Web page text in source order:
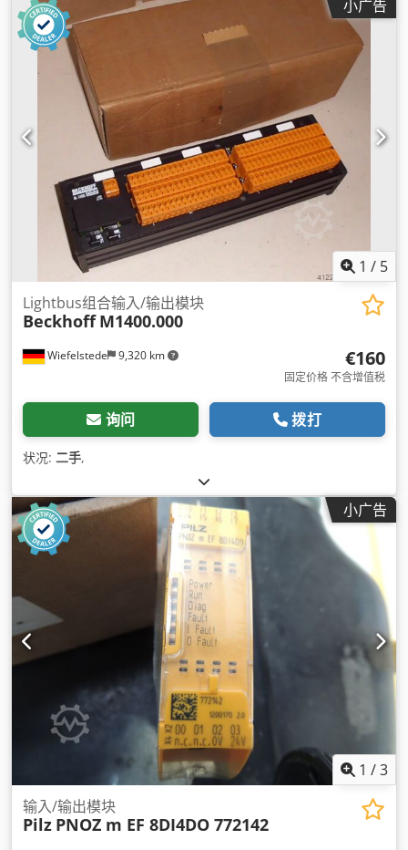
小广告
1 / 5
Wiefelstede 9,320 km
Lightbus组合输入/输出模块
Beckhoff M1400.000
€160
固定价格 不含增值税
询问 拨打
状况: 二手,
小广告
1 /3
输入/输出模块
Pilz PNOZ m EF 8DI4DO 772142